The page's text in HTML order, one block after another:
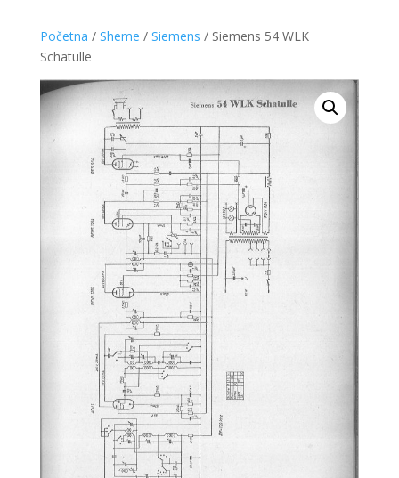
Početna / Sheme / Siemens / Siemens 54 WLK
Schatulle